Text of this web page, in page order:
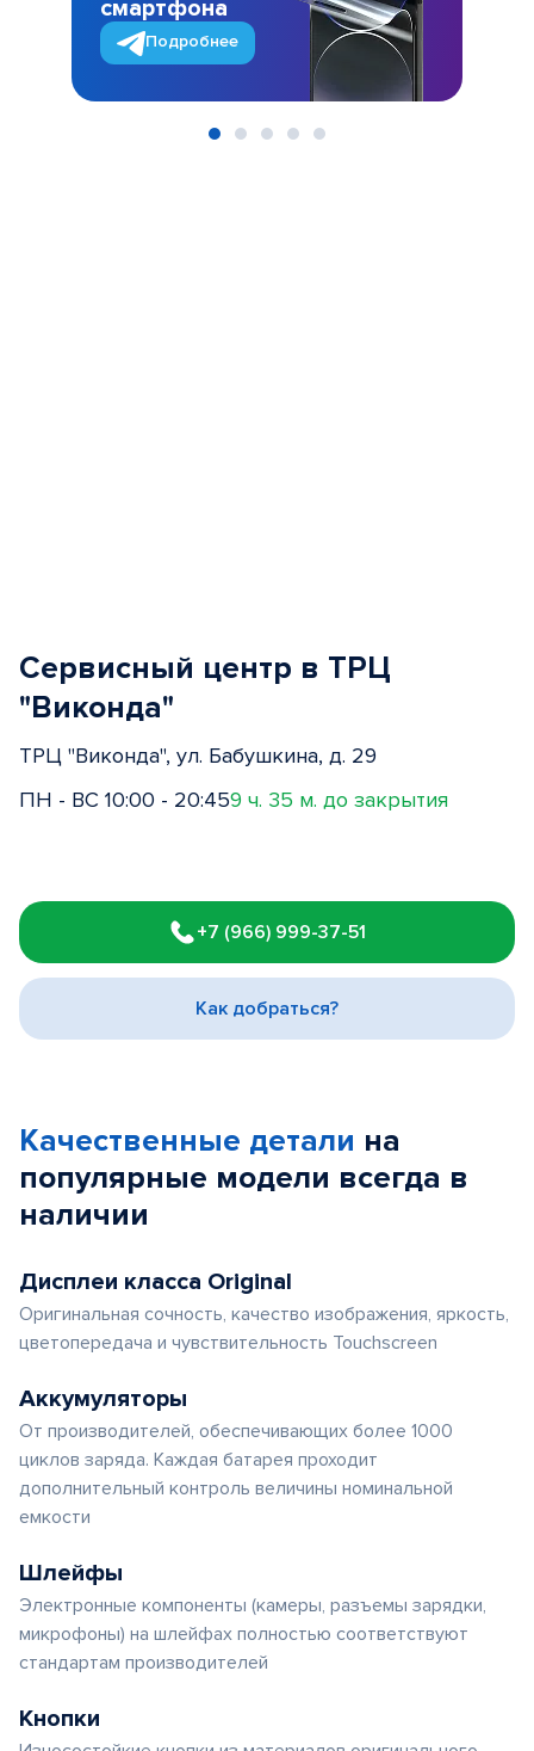
смартфона
Подробнее
Сервисный центр в ТРЦ
"Виконда"
ТРЦ "Виконда", ул. Бабушкина, д. 29
ПН - ВС 10:00 - 20:459 ч. 35 м. до закрытия
1
of
3
+7 (966) 999-37-51
Как добраться?
Качественные детали на
популярные модели всегда в
наличии
Дисплеи класса Original
Оригинальная сочность, качество изображения, яркость,
цветопередача и чувствительность Touchscreen
Аккумуляторы
От производителей, обеспечивающих более 1000
циклов заряда. Каждая батарея проходит
дополнительный контроль величины номинальной
емкости
Шлейфы
Электронные компоненты (камеры, разъемы зарядки,
микрофоны) на шлейфах полностью соответствуют
стандартам производителей
Кнопки